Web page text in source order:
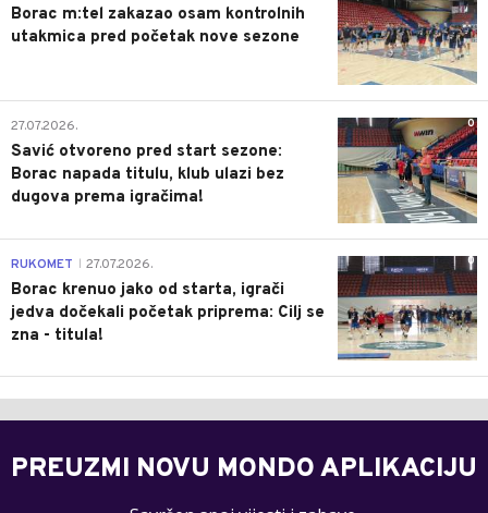
Borac m:tel zakazao osam kontrolnih
utakmica pred početak nove sezone
0
27.07.2026.
Savić otvoreno pred start sezone:
Borac napada titulu, klub ulazi bez
dugova prema igračima!
0
RUKOMET 27.07.2026.
Borac krenuo jako od starta, igrači
jedva dočekali početak priprema: Cilj se
zna - titula!
PREUZMI NOVU MONDO APLIKACIJU